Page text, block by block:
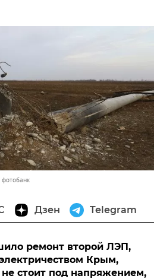
Дзен Telegram
ремонт второй ЛЭП,
Крым,
стоит под напряжением,